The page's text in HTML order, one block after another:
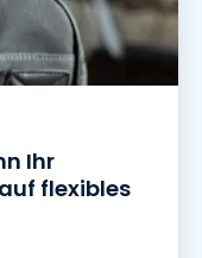
Ihr
flexibles